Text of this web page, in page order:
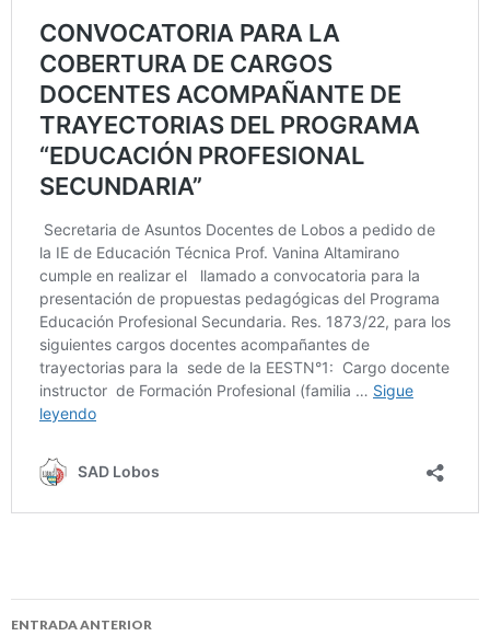
Navegación
ENTRADA ANTERIOR